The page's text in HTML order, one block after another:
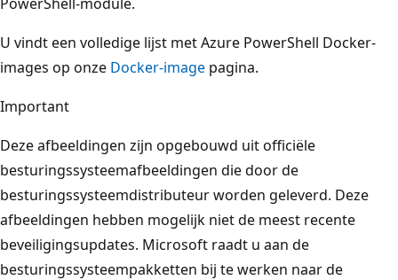
U vindt een volledige lijst met Azure PowerShell Docker-
images op onze Docker-image pagina.
Important
Deze afbeeldingen zijn opgebouwd uit officiële
besturingssysteemafbeeldingen die door de
besturingssysteemdistributeur worden geleverd. Deze
afbeeldingen hebben mogelijk niet de meest recente
beveiligingsupdates. Microsoft raadt u aan de
besturingssysteempakketten bij te werken naar de